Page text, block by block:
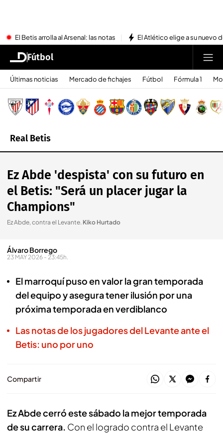
El Betis arrolla al Arsenal: las notas El Atlético elige a su nuevo
Fútbol
Últimas noticias Mercado de fichajes Fútbol Fórmula 1
Real Betis
Ez Abde 'despista' con su futuro en
el Betis: "Será un placer jugar la
Champions"
Ez Abde, contra el Levante. Kiko Hurtado
Álvaro Borrego
23 MAY 2026 - 23:45h.
El marroquí puso en valor la gran temporada
del equipo y asegura tener ilusión por una
próxima temporada en verdiblanco
Las notas de los jugadores del Levante ante el
Betis: uno por uno
Compartir
Ez Abde cerró este sábado la mejor temporada
de su carrera. Con el logrado contra el Levante